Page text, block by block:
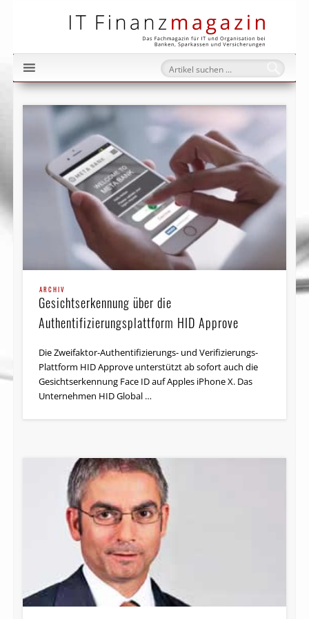
ARCHIV
Gesichtserkennung über die
Authentifizierungsplattform HID Approve
Die Zweifaktor-Authentifizierungs- und Verifizierungs-
Plattform HID Approve unterstützt ab sofort auch die
Gesichtserkennung Face ID auf Apples iPhone X. Das
Unternehmen HID Global …